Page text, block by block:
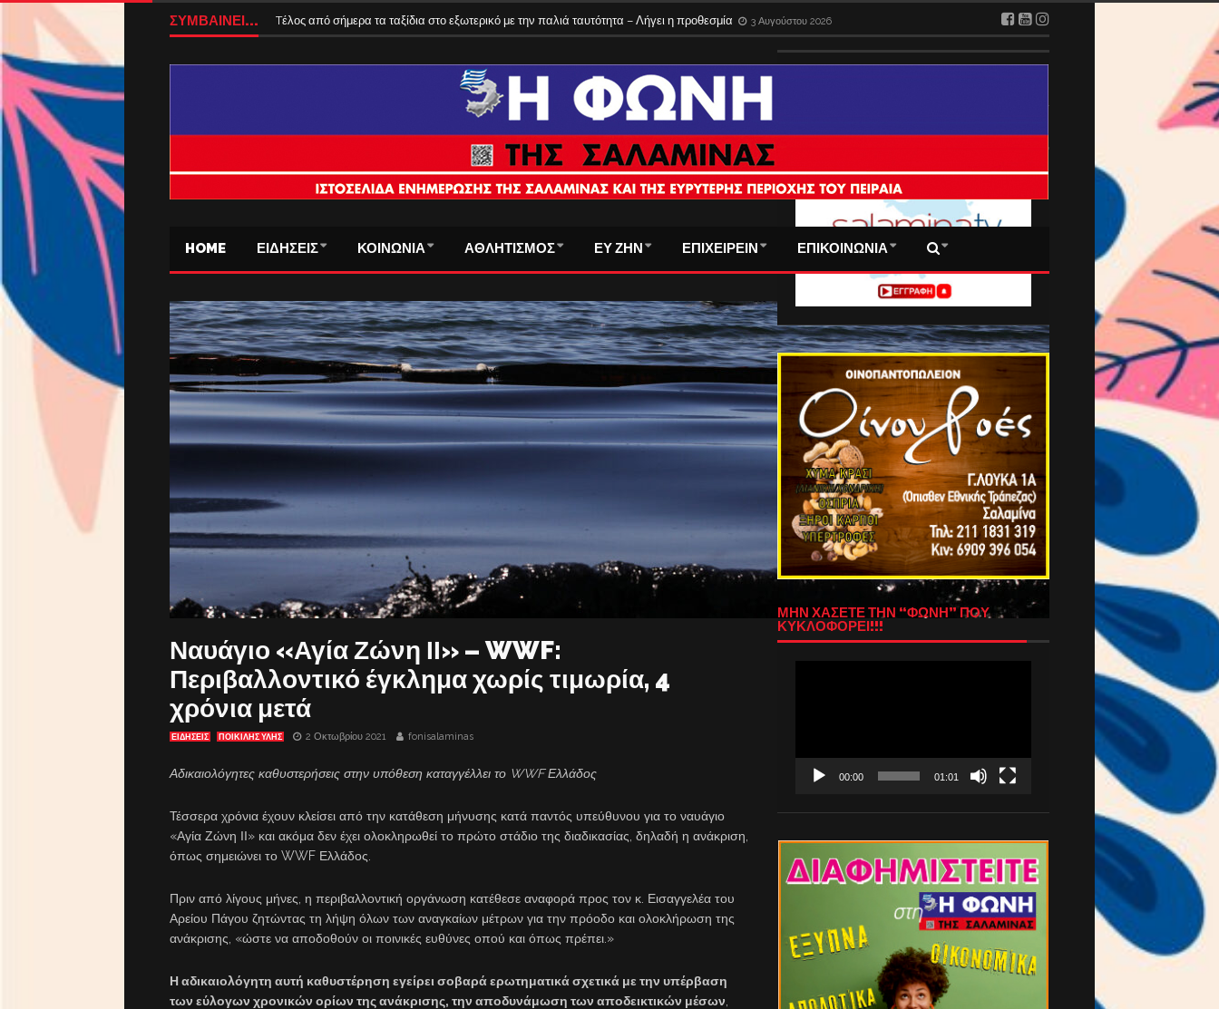
ΣΥΜΒΑΙΝΕΙ... Tέλος από σήμερα τα ταξίδια στο εξωτερικό με την παλιά ταυτότητα – Λήγει η προθεσμία 3 Αυγούστου 2026
HOME ΕΙΔΗΣΕΙΣ ΚΟΙΝΩΝΙΑ ΑΘΛΗΤΙΣΜΟΣ ΕΥ ΖΗΝ ΕΠΙΧΕΙΡΕΙΝ ΕΠΙΚΟΙΝΩΝΙΑ
Ναυάγιο «Αγία Ζώνη ΙΙ» – WWF:
Περιβαλλοντικό έγκλημα χωρίς τιμωρία, 4
χρόνια μετά
ΕΙΔΗΣΕΙΣ ΠΟΙΚΙΛΗΣ ΥΛΗΣ 2 Οκτωβρίου 2021 fonisalaminas
Αδικαιολόγητες καθυστερήσεις στην υπόθεση καταγγέλλει το WWF Ελλάδος
Τέσσερα χρόνια έχουν κλείσει από την κατάθεση μήνυσης κατά παντός υπεύθυνου για το ναυάγιο
«Αγία Ζώνη ΙΙ» και ακόμα δεν έχει ολοκληρωθεί το πρώτο στάδιο της διαδικασίας, δηλαδή η ανάκριση,
όπως σημειώνει το WWF Ελλάδος.
Πριν από λίγους μήνες, η περιβαλλοντική οργάνωση κατέθεσε αναφορά προς τον κ. Εισαγγελέα του
Αρείου Πάγου ζητώντας τη λήψη όλων των αναγκαίων μέτρων για την πρόοδο και ολοκλήρωση της
ανάκρισης, «ώστε να αποδοθούν οι ποινικές ευθύνες οπού και όπως πρέπει.»
Η αδικαιολόγητη αυτή καθυστέρηση εγείρει σοβαρά ερωτηματικά σχετικά με την υπέρβαση
των εύλογων χρονικών ορίων της ανάκρισης, την αποδυνάμωση των αποδεικτικών μέσων
ΜΗΝ ΧΑΣΕΤΕ ΤΗΝ “ΦΩΝΗ” ΠΟΥ
ΚΥΚΛΟΦΟΡΕΙ!!!
00:00 01:01